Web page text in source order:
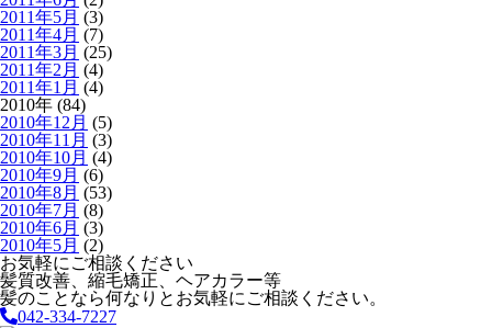
2011年5月 (3)
2011年4月 (7)
2011年3月 (25)
2011年2月 (4)
2011年1月 (4)
2010年 (84)
2010年12月 (5)
2010年11月 (3)
2010年10月 (4)
2010年9月 (6)
2010年8月 (53)
2010年7月 (8)
2010年6月 (3)
2010年5月 (2)
お気軽にご相談ください
髪質改善、縮毛矯正、ヘアカラー等
髪のことなら何なりとお気軽にご相談ください。
042-334-7227